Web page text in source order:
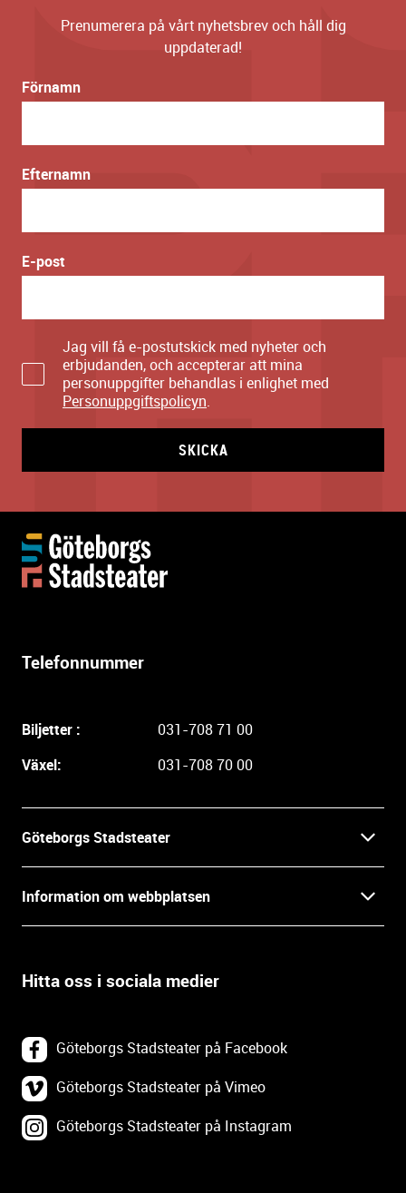
Prenumerera på vårt nyhetsbrev och håll dig
uppdaterad!
Förnamn
Efternamn
E-post
Jag vill få e-postutskick med nyheter och
erbjudanden, och accepterar att mina
personuppgifter behandlas i enlighet med
Personuppgiftspolicyn.
SKICKA
Telefonnummer
Biljetter :
031-708 71 00
Växel:
031-708 70 00
Göteborgs Stadsteater
Press
Öppettider
Backa Teater
Lediga tjänster
Information om webbplatsen
Villkor och integritet
Om webbplatsen
Tillgänglighetsredogörelse
Webbplatskarta
Hitta oss i sociala medier
Göteborgs Stadsteater på Facebook
Göteborgs Stadsteater på Vimeo
Göteborgs Stadsteater på Instagram